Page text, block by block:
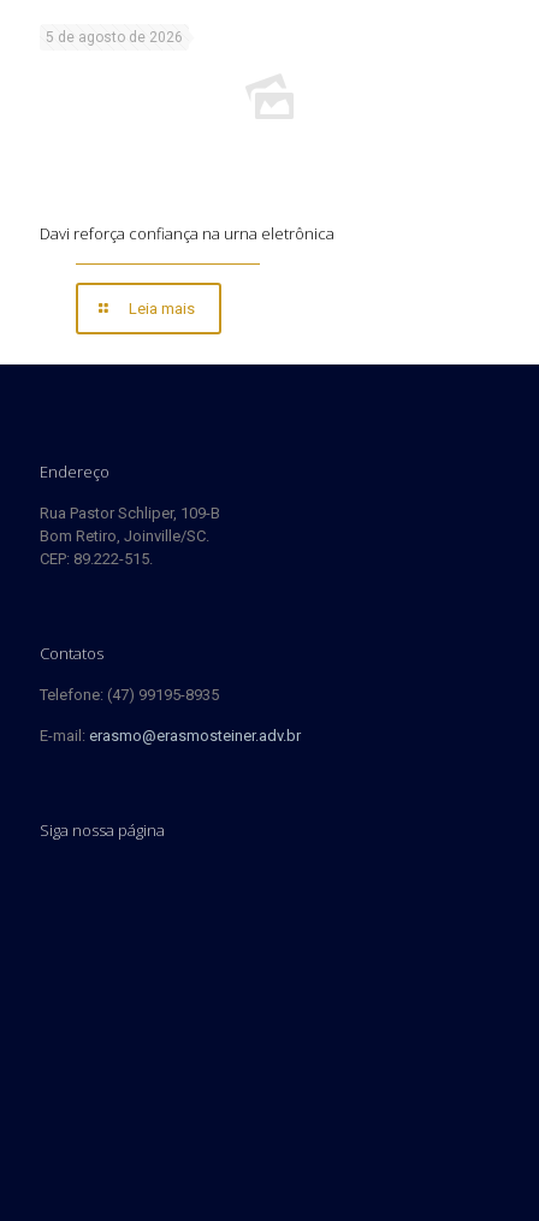
5 de agosto de 2026
Davi reforça confiança na urna eletrônica
Leia mais
Endereço
Rua Pastor Schliper, 109-B
Bom Retiro, Joinville/SC.
CEP: 89.222-515.
Contatos
Telefone: (47) 99195-8935
E-mail: erasmo@erasmosteiner.adv.br
Siga nossa página